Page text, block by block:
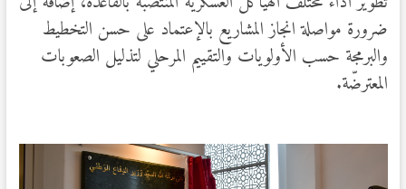
ضرورة مواصلة انجاز المشاريع بالإعتماد على حسن التخطيط
والبرمجة حسب الأولويات والتقييم المرحلي لتذليل الصعوبات
المعترضّة.